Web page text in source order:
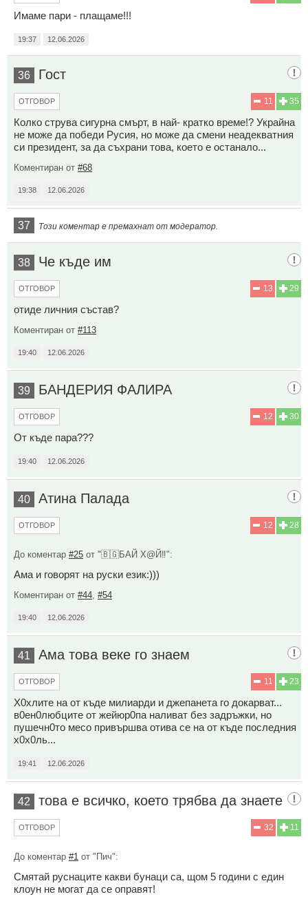
Имаме пари - плащаме!!!
19:37 12.06.2026
36 Гост
35
11
ОТГОВОР
Колко струва сигурна смърт, в най- кратко време!? Украйна
не може да победи Русия, но може да смени неадекватния
си президент, за да съхрани това, което е останало...
Коментиран от #68
19:38 12.06.2026
37 Този коментар е премахнат от модератор.
38 Че къде им
29
13
ОТГОВОР
отиде личния състав?
Коментиран от #113
19:40 12.06.2026
39 БАНДЕРИЯ ФАЛИРА
30
12
ОТГОВОР
От къде пара???
19:40 12.06.2026
40 Атина Палада
28
12
ОТГОВОР
До коментар #25 от "🇧🇬БАЙ Х@Й‼️":
Ама и говорят на руски език:)))
Коментиран от #44 #54
19:40 12.06.2026
41 Ама това веке го знаем
23
11
ОТГОВОР
X0xлите на от къде милиарди и джeпaнета го докарват...
в0ен0любците от жeйюp0па наливат без задръжки, но
пyшечн0то месо привършва отива се на от къде последния
x0x0ль...
19:41 12.06.2026
42 това е всичко, което трябва да знаете
11
32
ОТГОВОР
До коментар #1 от "Пич":
Смятай руснаците какви бунаци са, щом 5 години с един
клоун не могат да се оправят!